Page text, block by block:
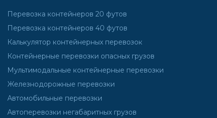
Перевозка контейнеров 20 футов
Перевозка контейнеров 40 футов
Калькулятор контейнерных перевозок
Контейнерные перевозки опасных грузов
Мультимодальные контейнерные перевозки
Железнодорожные перевозки
Автомобильные перевозки
Автоперевозки негабаритных грузов